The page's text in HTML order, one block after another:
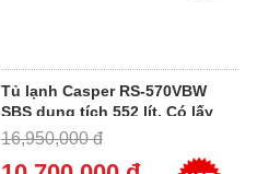
Tủ lạnh Casper RS-570VBW
SBS dung tích 552 lít, Có lấy
nước ngoài [ 2022 ]
16,950,000 đ